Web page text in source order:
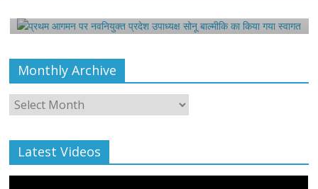
Monthly Archive
Monthly
Archive
Latest Videos